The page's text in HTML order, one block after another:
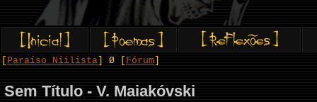
Paraíso Niilista ] Ø [ Fórum
Sem Título - V. Maiakóvski